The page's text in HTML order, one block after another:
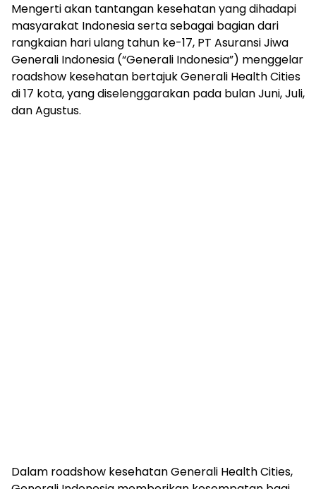
Mengerti akan tantangan kesehatan yang dihadapi
masyarakat Indonesia serta sebagai bagian dari
rangkaian hari ulang tahun ke-17, PT Asuransi Jiwa
Generali Indonesia (“Generali Indonesia”) menggelar
roadshow kesehatan bertajuk Generali Health Cities
di 17 kota, yang diselenggarakan pada bulan Juni, Juli,
dan Agustus.
Dalam roadshow kesehatan Generali Health Cities,